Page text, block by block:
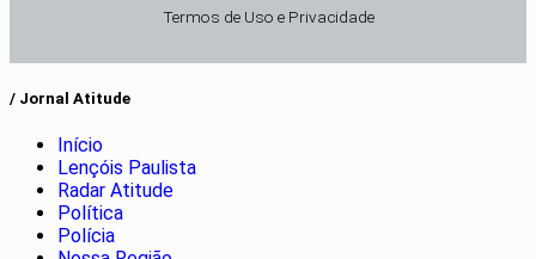
Termos de Uso e Privacidade
/ Jornal Atitude
Início
Lençóis Paulista
Radar Atitude
Política
Polícia